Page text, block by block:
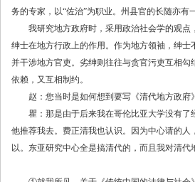
务的专家，以“佐治”为职业。州县官的长随亦有
我研究地方政府时，采用政治社会学的观点
绅士在地方行政上的作用。作为地方领袖，绅
并干涉地方官吏。劣绅则往往与贪官污吏互相
依赖，又互相制约。
赵：您当时是如何想到要写《清代地方政府
瞿：那是由于后来我在哥伦比亚大学没有了
他推荐我去。费正清我也认识。因为中心请的
以。东亚研究中心全是搞清代的，而且我对清